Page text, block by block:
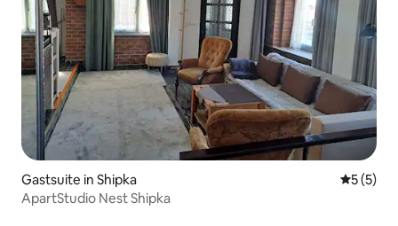
Gastsuite in Shipka
5 (5)
ApartStudio Nest Shipka